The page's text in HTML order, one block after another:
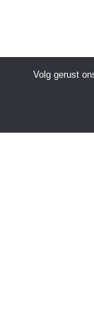
Volg gerust